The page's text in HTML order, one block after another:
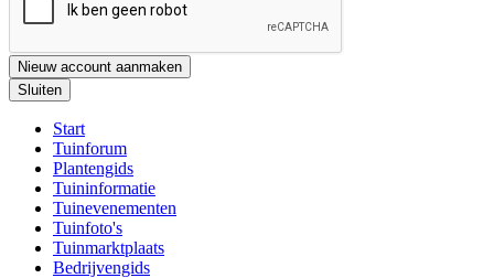
Nieuw account aanmaken
Sluiten
Start
Tuinforum
Plantengids
Tuininformatie
Tuinevenementen
Tuinfoto's
Tuinmarktplaats
Bedrijvengids